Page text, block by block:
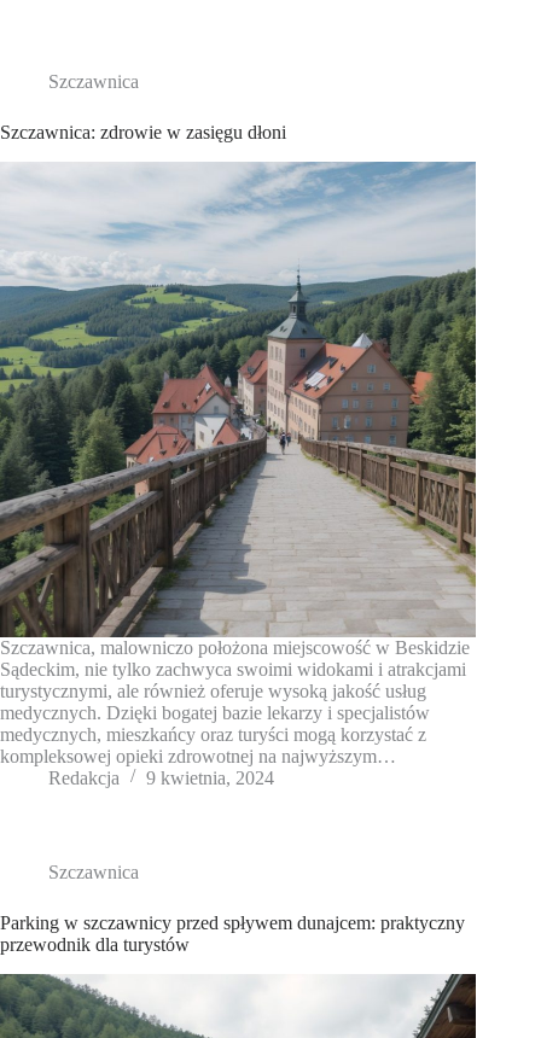
Szczawnica
Szczawnica: zdrowie w zasięgu dłoni
Szczawnica, malowniczo położona miejscowość w Beskidzie
Sądeckim, nie tylko zachwyca swoimi widokami i atrakcjami
turystycznymi, ale również oferuje wysoką jakość usług
medycznych. Dzięki bogatej bazie lekarzy i specjalistów
medycznych, mieszkańcy oraz turyści mogą korzystać z
kompleksowej opieki zdrowotnej na najwyższym…
Redakcja
9 kwietnia, 2024
Szczawnica
Parking w szczawnicy przed spływem dunajcem: praktyczny
przewodnik dla turystów